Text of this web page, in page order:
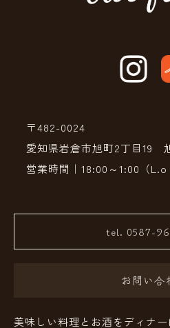
〒482-0024
愛知県岩倉市旭町2丁目19
営業時間｜18:00～1:00（
tel. 0587-
お問い合
美味しい料理とお酒をディナ